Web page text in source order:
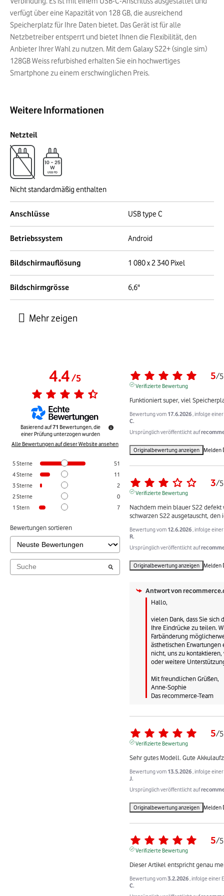
verfügt über eine Kapazität von 128 GB, die ausreichend
Speicherplatz für Ihre Daten bietet. Das Gerät ist für alle
Netzbetreiber entsperrt und bietet Ihnen die Flexibilität, den
Anbieter Ihrer Wahl zu nutzen. Mit dem Galaxy S22+ (single sim)
128GB Weiss refurbished erhalten Sie ein hochwertiges
Smartphone zu einem erschwinglichen Preis.
Weitere Informationen
Netzteil
Nicht standardmäßig enthalten
Anschlüsse USB type C
Betriebssystem Android
Bildschirmauflösung 1 080 x 2 340 Pixel
Bildschirmgrösse 6,6"
4.4/5
Basierend auf71 Bewertungen, die
einer Prüfung unterzogen wurden
Alle Bewertungen auf dieser Website ansehen
5Sterne
51
4Sterne
11
3Sterne
2
2Sterne
0
1 Stern 7
Bewertungen sortieren
5/5
Verifizierte Bewertung
Funktioniert super, viel
Bewertung vom 17.6.2026 , infolge
C.
Ursprünglich veröffentlicht auf
Originalbewertung anzeigen Melden
3/5
Verifizierte Bewertung
Nachdem mein blauer S22
schwarzen S22 ausgetauscht,
Bewertung vom 12.6.2026 , infolge
R.
Ursprünglich veröffentlicht auf
Originalbewertung anzeigen Melden
Antwort von
Hallo,
vielen Dank, dass Sie
Ihre Eindrücke zu teilen.
Farbänderung
ästhetischen Erwartungen
nicht, uns zu kontaktieren,
oder weitere
Mit freundlichen Grüßen,
Anne-Sophie
Das recommerce-Team
5/5
Verifizierte Bewertung
Sehr gutes Modell. Gute
Bewertung vom 13.5.2026 , infolge
J.
Ursprünglich veröffentlicht auf
Originalbewertung anzeigen Melden
5/5
Verifizierte Bewertung
Dieser Artikel entspricht genau
Bewertung vom3.2.2026 , infolge einer
C.